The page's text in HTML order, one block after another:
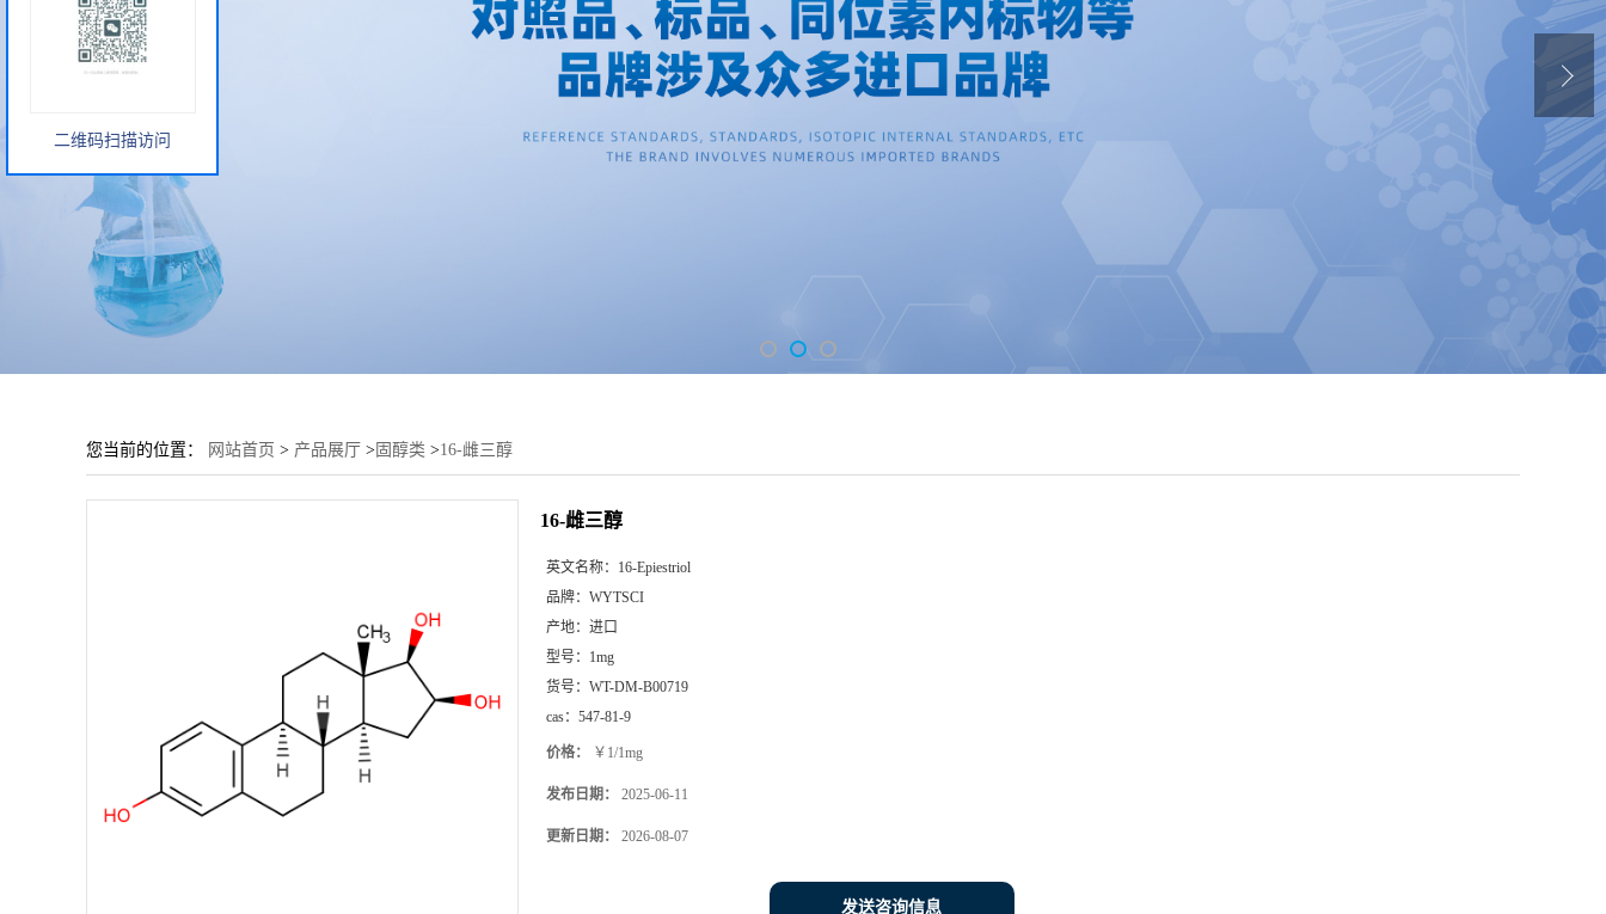
您当前的位置： 网站首页 > 产品展厅 > 固醇类 >16-雌三醇
16-雌三醇
英文名称： 16-Epiestriol
品牌： WYTSCI
产地： 进口
型号： 1mg
货号： WT-DM-B00719
cas： 547-81-9
价格： ￥1/1mg
发布日期： 2025-06-11
更新日期： 2026-08-07
发送咨询信息
二维码扫描访问